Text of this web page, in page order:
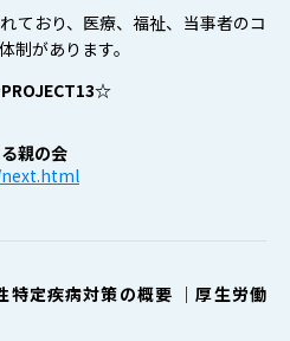
ており、医療、福祉、当事者のコ
制があります。
親の会
特定疾病対策の概要 ｜厚生労働